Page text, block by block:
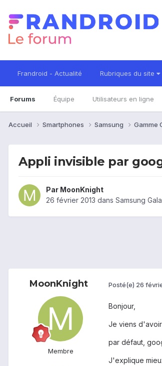
Frandroid - Actualité Rubriques du site
Forums Équipe Utilisateurs en ligne
Accueil Smartphones Samsung Gamme
Appli invisible par
Par MoonKnight
26 février 2013 dans Samsung
MoonKnight
Membre
Posté(e) 26
Bonjour,
Je viens
par défaut,
J'explique